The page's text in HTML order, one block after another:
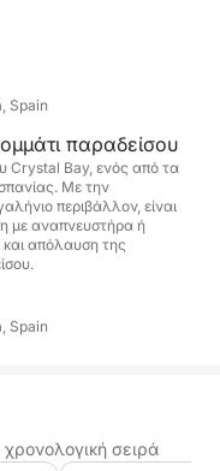
στα μαλλιά
δροσερά
σας
απόλυτη
μοναδική είναι η
μια δήλωση.
είναι το
χειρισμός
Spain
παραδείσου
Crystal Bay, ενός από τα
Με την
περιβάλλον, είναι
με αναπνευστήρα ή
απόλαυση της
Spain
σειρά